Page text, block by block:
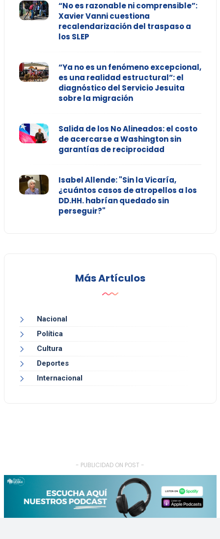
“No es razonable ni comprensible”:
Xavier Vanni cuestiona
recalendarización del traspaso a
los SLEP
“Ya no es un fenómeno excepcional,
es una realidad estructural”: el
diagnóstico del Servicio Jesuita
sobre la migración
Salida de los No Alineados: el costo
de acercarse a Washington sin
garantías de reciprocidad
Isabel Allende: "Sin la Vicaría,
¿cuántos casos de atropellos a los
DD.HH. habrían quedado sin
perseguir?"
Más Artículos
Nacional
Política
Cultura
Deportes
Internacional
- PUBLICIDAD ON POST -